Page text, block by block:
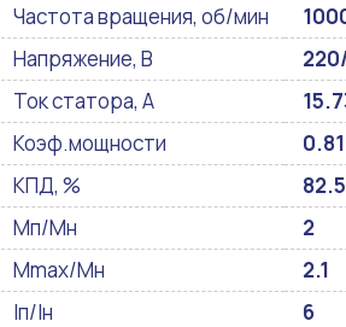
Частота вращения, об/мин
Напряжение, В
Ток статора, А
Коэф.мощности
0.81
КПД, %
82.5
Мп/Мн
2
Mmax/Mн
2.1
Iп/Iн
6